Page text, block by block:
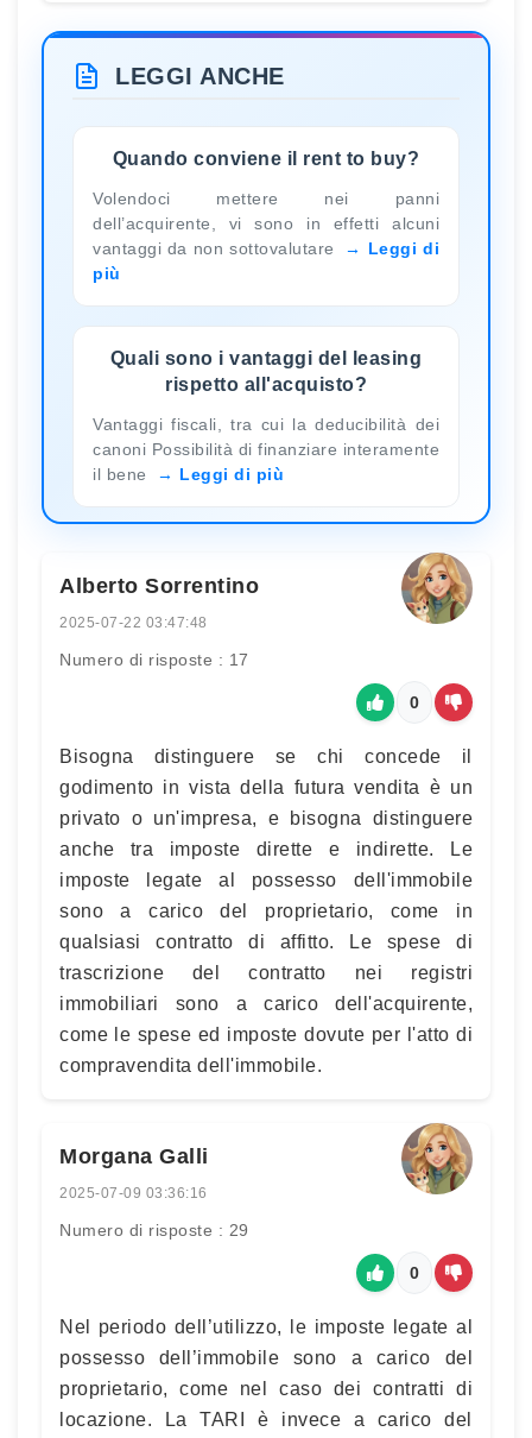
LEGGI ANCHE
Quando conviene il rent to buy?
Volendoci mettere nei panni
dell’acquirente, vi sono in effetti alcuni
vantaggi da non sottovalutare
Leggi di
più
Quali sono i vantaggi del leasing
rispetto all'acquisto?
Vantaggi fiscali, tra cui la deducibilità dei
canoni Possibilità di finanziare interamente
il bene
Leggi di più
Alberto Sorrentino
2025-07-22 03:47:48
Numero di risposte : 17
0
Bisogna distinguere se chi concede il
godimento in vista della futura vendita è un
privato o un'impresa, e bisogna distinguere
anche tra imposte dirette e indirette. Le
imposte legate al possesso dell'immobile
sono a carico del proprietario, come in
qualsiasi contratto di affitto. Le spese di
trascrizione del contratto nei registri
immobiliari sono a carico dell'acquirente,
come le spese ed imposte dovute per l'atto di
compravendita dell'immobile.
Morgana Galli
2025-07-09 03:36:16
Numero di risposte : 29
0
Nel periodo dell’utilizzo, le imposte legate al
possesso dell’immobile sono a carico del
proprietario, come nel caso dei contratti di
locazione. La TARI è invece a carico del